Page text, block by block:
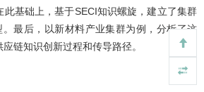
此基础上，基于SECI知识螺旋，建立了集群
最后，以新材料产业集群为例，分析了这
链知识创新过程和传导路径。